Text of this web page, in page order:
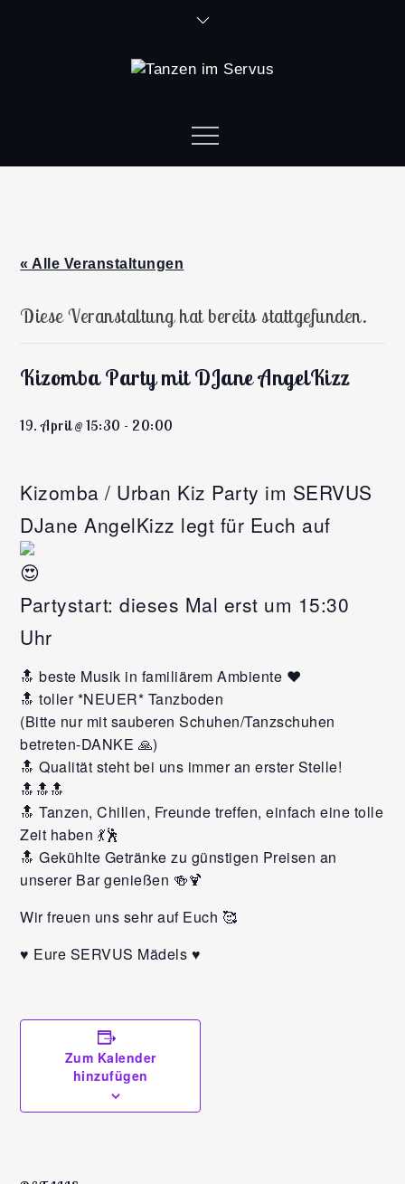
« Alle Veranstaltungen
Diese Veranstaltung hat bereits stattgefunden.
Kizomba Party mit DJane AngelKizz
19. April @ 15:30 - 20:00
Kizomba / Urban Kiz Party im SERVUS
DJane AngelKizz legt für Euch auf
Partystart: dieses Mal erst um 15:30
Uhr
🔝 beste Musik in familiärem Ambiente ❤️
🔝 toller *NEUER* Tanzboden
(Bitte nur mit sauberen Schuhen/Tanzschuhen
betreten-DANKE 🙏)
🔝 Qualität steht bei uns immer an erster Stelle!
🔝🔝🔝
🔝 Tanzen, Chillen, Freunde treffen, einfach eine tolle
Zeit haben 💃🕺
🔝 Gekühlte Getränke zu günstigen Preisen an
unserer Bar genießen 🍻🍹
Wir freuen uns sehr auf Euch 🥰
♥️ Eure SERVUS Mädels ♥️
Zum Kalender
hinzufügen